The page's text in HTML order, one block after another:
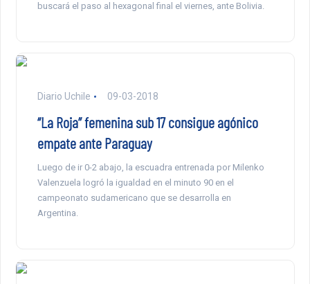
buscará el paso al hexagonal final el viernes, ante Bolivia.
Diario Uchile 09-03-2018
“La Roja” femenina sub 17 consigue agónico
empate ante Paraguay
Luego de ir 0-2 abajo, la escuadra entrenada por Milenko
Valenzuela logró la igualdad en el minuto 90 en el
campeonato sudamericano que se desarrolla en
Argentina.